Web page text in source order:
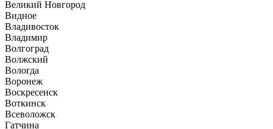
Великий Новгород
Видное
Владивосток
Владимир
Волгоград
Волжский
Вологда
Воронеж
Воскресенск
Воткинск
Всеволожск
Гатчина